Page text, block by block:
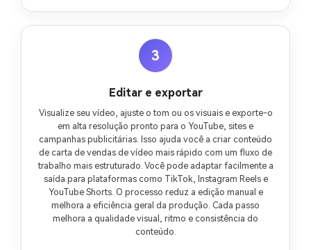
3
Editar e exportar
Visualize seu vídeo, ajuste o tom ou os visuais e exporte-o
em alta resolução pronto para o YouTube, sites e
campanhas publicitárias. Isso ajuda você a criar conteúdo
de carta de vendas de vídeo mais rápido com um fluxo de
trabalho mais estruturado. Você pode adaptar facilmente a
saída para plataformas como TikTok, Instagram Reels e
YouTube Shorts. O processo reduz a edição manual e
melhora a eficiência geral da produção. Cada passo
melhora a qualidade visual, ritmo e consistência do
conteúdo.